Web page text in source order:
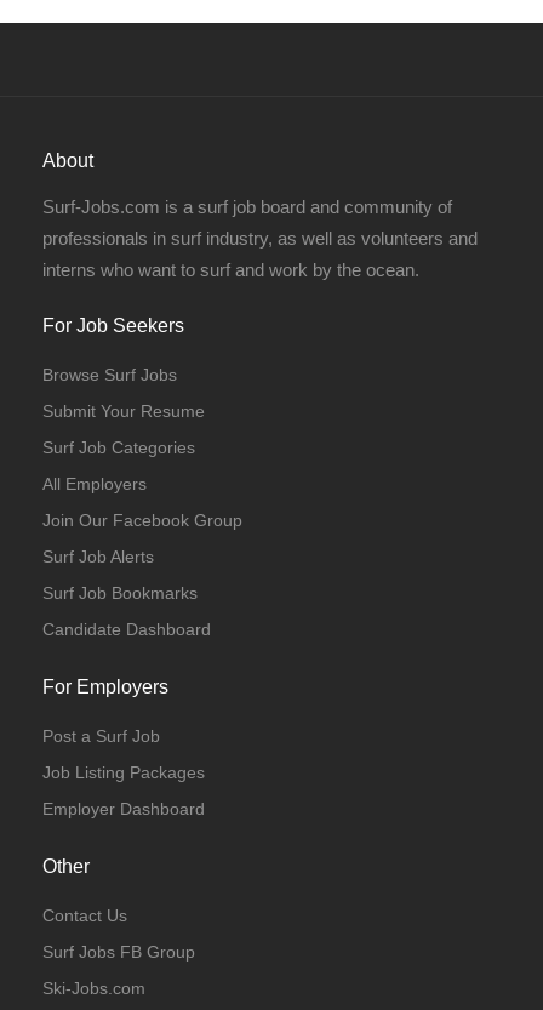
About
Surf-Jobs.com is a surf job board and community of
professionals in surf industry, as well as volunteers and
interns who want to surf and work by the ocean.
For Job Seekers
Browse Surf Jobs
Submit Your Resume
Surf Job Categories
All Employers
Join Our Facebook Group
Surf Job Alerts
Surf Job Bookmarks
Candidate Dashboard
For Employers
Post a Surf Job
Job Listing Packages
Employer Dashboard
Other
Contact Us
Surf Jobs FB Group
Ski-Jobs.com